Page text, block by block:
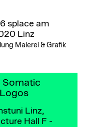
splace am
Linz
Malerei & Grafik
Somatic
Linz,
Hall F -